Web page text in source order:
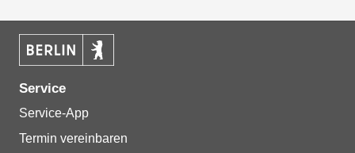
Service
Service-App
Termin vereinbaren